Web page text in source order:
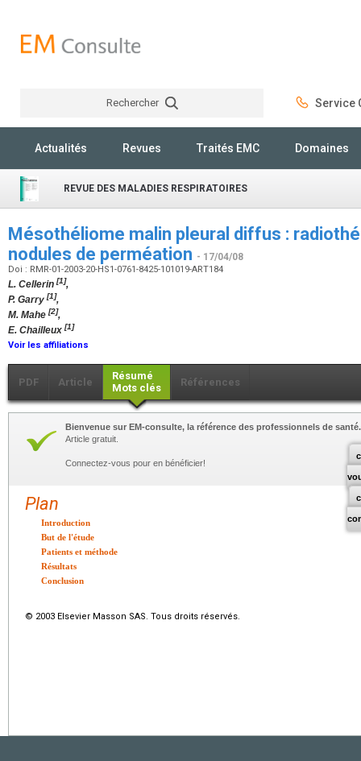
Rechercher Service
Actualités Revues Traités EMC Domaines
REVUE DES MALADIES RESPIRATOIRES
Mésothéliome malin pleural diffus :
nodules de perméation - 17/04/08
Doi : RMR-01-2003-20-HS1-0761-8425-101019-ART184
L. Cellerin [1],
P. Garry [1],
M. Mahe [2],
E. Chailleux [1]
Voir les affiliations
PDF Article
Résumé
Mots clés
Références
Bienvenue sur EM-consulte, la référence des professionnels de santé.
Article gratuit.
Connectez-vous pour en bénéficier!
Plan
Introduction
But de l'étude
Patients et méthode
Résultats
Conclusion
© 2003 Elsevier Masson SAS. Tous droits réservés.